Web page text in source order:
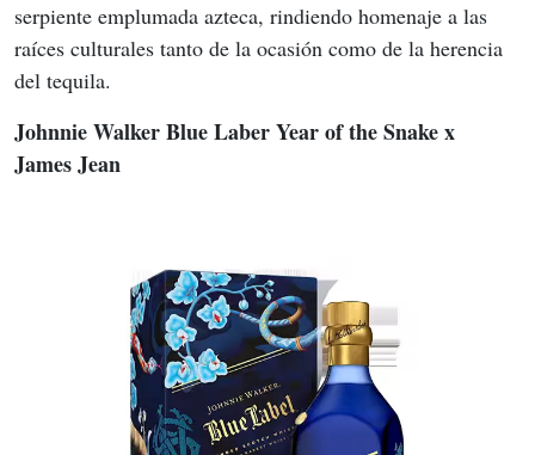
serpiente emplumada azteca, rindiendo homenaje a las
raíces culturales tanto de la ocasión como de la herencia
del tequila.
Johnnie Walker Blue Laber Year of the Snake x
James Jean